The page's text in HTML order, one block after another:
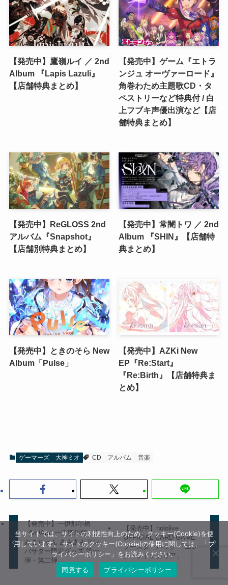
【発売中】鷹嶺ルイ ／ 2nd
Album 『Lapis Lazuli』
【店舗特典まとめ】
【発売中】ゲーム『エトラ
ンジュ オーヴァーロード』
角巻わため主題歌CD・タ
ペストリーなど特典付 / 白
上フブキ声優出演など【店
舗特典まとめ】
【発売中】ReGLOSS 2nd
アルバム『Snapshot』
【店舗別特典まとめ】
【発売中】常闇トワ ／ 2nd
Album 『SHIN』【店舗特
典まとめ】
【発売中】ときのそら New
Album「Pulse」
【発売中】AZKi New
EP『Re:Start』
『Re:Birth』【店舗特典ま
とめ】
ゲーマーズ 大神ミオ CD アルバム 音楽
【発売中】一伊那尓栖
×AmiAmi 一伊那尓栖＆あ
みこちゃん あみあみアン
バサダー限定グッズ 第一
弾・第二弾
【発売中】hololive
OFFICIAL CARD GAME
ブースターパック 「エン
チャントレガリア」
当サイトでは、サイトの利便性向上のため、クッキー(Cookie)を使
用しています。 サイトのクッキー(Cookie)の使用に関しては、「プ
ライバシーポリシー」をお読みください。
同意する
プライバシーポリシー